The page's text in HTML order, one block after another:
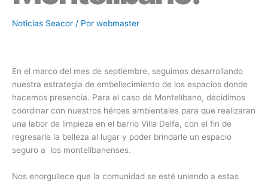
Noticias Seacor / Por webmaster
En el marco del mes de septiembre, seguimos desarrollando
nuestra estrategia de embellecimiento de los espacios donde
hacemos presencia. Para el caso de Montelíbano, decidimos
coordinar con nuestros héroes ambientales para que realizaran
una labor de limpieza en el barrio Villa Delfa, con el fin de
regresarle la belleza al lugar y poder brindarle un espacio
seguro a los montelibanenses.
Nos enorgullece que la comunidad se esté uniendo a estas